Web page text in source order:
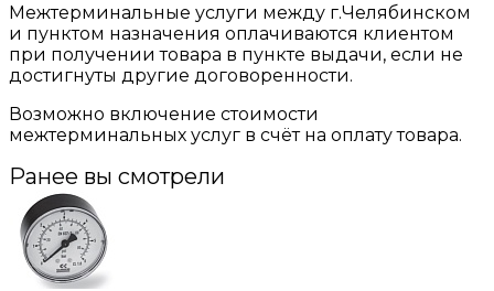
Межтерминальные услуги между г.Челябинском
и пунктом назначения оплачиваются клиентом
при получении товара в пункте выдачи, если не
достигнуты другие договоренности.
Возможно включение стоимости
межтерминальных услуг в счёт на оплату товара.
Ранее вы смотрели